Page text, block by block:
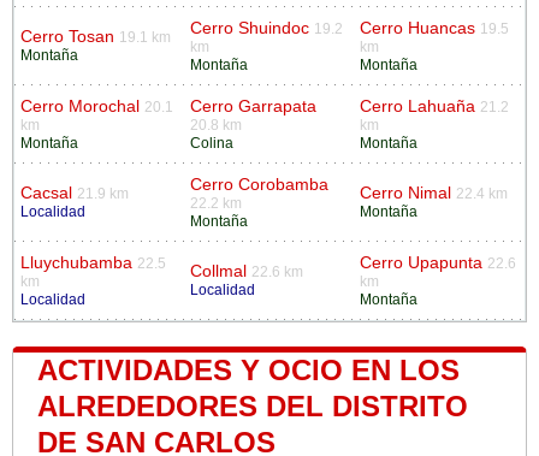
Cerro Tosan 19.1 km
Montaña
Cerro Shuindoc 19.2
km
Montaña
Cerro Huancas 19.5
km
Montaña
Cerro Morochal 20.1
km
Montaña
Cerro Garrapata
20.8 km
Colina
Cerro Lahuaña 21.2
km
Montaña
Cacsal 21.9 km
Localidad
Cerro Corobamba
22.2 km
Montaña
Cerro Nimal 22.4 km
Montaña
Lluychubamba 22.5
km
Localidad
Collmal 22.6 km
Localidad
Cerro Upapunta 22.6
km
Montaña
ACTIVIDADES Y OCIO EN LOS
ALREDEDORES DEL DISTRITO
DE SAN CARLOS